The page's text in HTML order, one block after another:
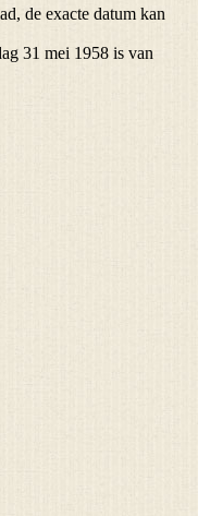
de exacte datum kan
31 mei 1958 is van